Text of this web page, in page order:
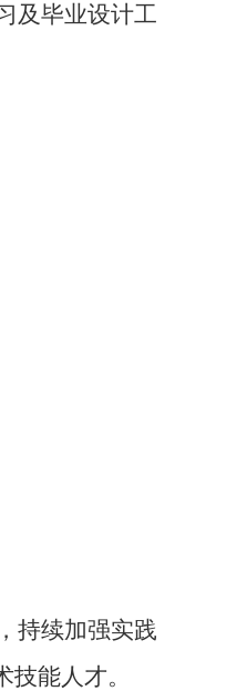
及毕业设计工
持续加强实践
能人才。